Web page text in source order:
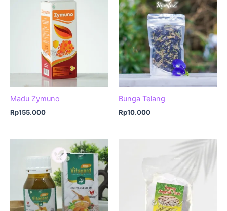
Madu Zymuno
Rp155.000
Bunga Telang
Rp10.000